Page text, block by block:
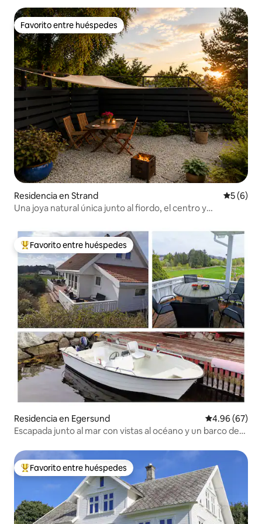
Favorito entre huéspedes
Favorito entre huéspedes
Residencia en Strand
5 (6)
Una joya natural única junto al fiordo, el centro y
De los mejores en Favorito entre huéspedes
Favorito entre huéspedes
Residencia en Egersund Calificación
4.96 (67)
Escapada junto al mar con vistas al océano y un barco de
De los mejores en Favorito entre huéspedes
Favorito entre huéspedes